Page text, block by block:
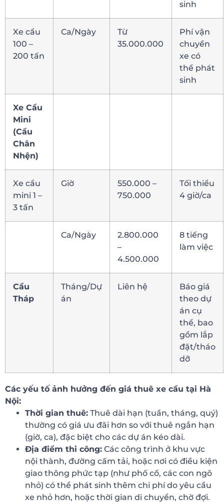
sinh
Xe cẩu
100 –
200 tấn
Ca/Ngày
Từ
35.000.000
Phí vận
chuyển
xe có
thể phát
sinh
Xe Cẩu
Mini
(Cẩu
Chân
Nhện)
Xe cẩu
mini 1 –
3 tấn
Giờ
550.000 –
750.000
Tối thiểu
4 giờ/ca
Ca/Ngày
2.800.000
–
4.500.000
8 tiếng
làm việc
Cẩu
Tháp
Tháng/Dự
án
Liên hệ
Báo giá
theo dự
án cụ
thể, bao
gồm lắp
đặt/tháo
dỡ
Các yếu tố ảnh hưởng đến giá thuê xe cẩu tại Hà
Nội:
Thời gian thuê: Thuê dài hạn (tuần, tháng, quý)
thường có giá ưu đãi hơn so với thuê ngắn hạn
(giờ, ca), đặc biệt cho các dự án kéo dài.
Địa điểm thi công: Các công trình ở khu vực
nội thành, đường cấm tải, hoặc nơi có điều kiện
giao thông phức tạp (như phố cổ, các con ngõ
nhỏ) có thể phát sinh thêm chi phí do yêu cầu
xe nhỏ hơn, hoặc thời gian di chuyển, chờ đợi.